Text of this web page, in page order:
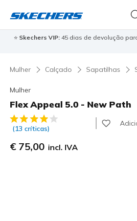
⭐ Skechers VIP:45 dias de devolução
Mulher Calçado Sapatilhas
Mulher
Flex Appeal 5.0 - New Path
3$8 de 5 – Classificação do cliente
(13 críticas)
€ 75,00 incl. IVA